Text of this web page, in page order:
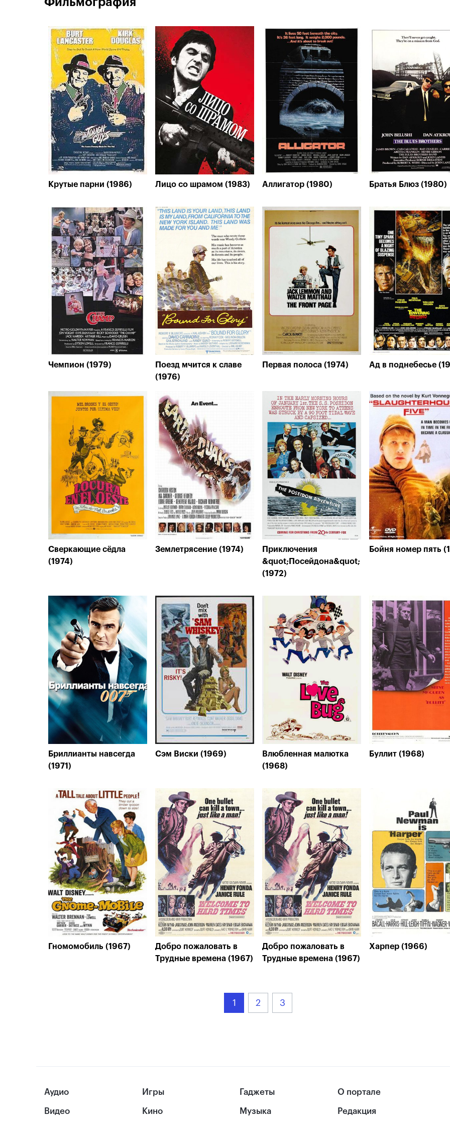
Крутые парни (1986) Лицо со шрамом (1983) Аллигатор (1980) Братья Блюз (1980)
Чемпион (1979)
Поезд мчится к славе
(1976)
Первая полоса (1974) Ад в поднебесье
Сверкающие сёдла
(1974)
Землетрясение (1974)
Приключения
&quot;Посейдона&quot;
(1972)
Бойня номер пять
Бриллианты навсегда
(1971)
Сэм Виски (1969)
Влюбленная малютка
(1968)
Буллит (1968)
Гномомобиль (1967)
Добро пожаловать в
Трудные времена (1967)
Добро пожаловать в
Трудные времена (1967)
Харпер (1966)
1 2 3
Аудио
Видео
Игры
Кино
Гаджеты
Музыка
О портале
Редакция